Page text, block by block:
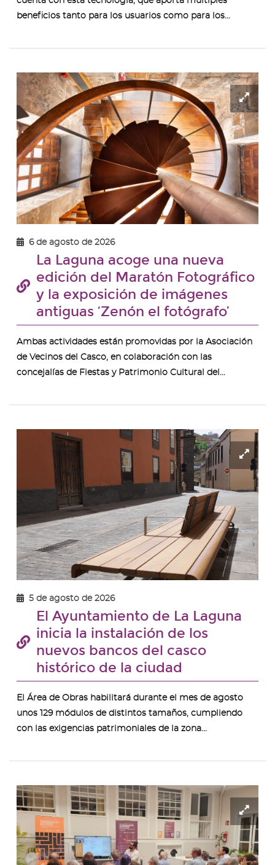
beneficios tanto para los usuarios como para los...
-
años
6 de agosto de 2026
La Laguna acoge una nueva
edición del Maratón Fotográfico
y la exposición de imágenes
antiguas ‘Zenón el fotógrafo’
Ambas actividades están promovidas por la Asociación
de Vecinos del Casco, en colaboración con las
concejalías de Fiestas y Patrimonio Cultural del...
5 de agosto de 2026
El Ayuntamiento de La Laguna
inicia la instalación de los
nuevos bancos del casco
histórico de la ciudad
El Área de Obras habilitará durante el mes de agosto
unos 129 módulos de distintos tamaños, cumpliendo
con las exigencias patrimoniales de la zona...
-